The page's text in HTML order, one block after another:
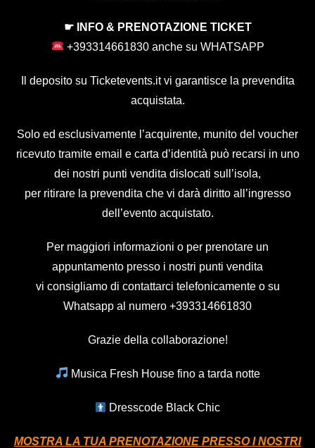
☛ INFO & PRENOTAZIONE TICKET
+393314661830 anche su WHATSAPP
Il deposito su Ticketevents.itvi garantisce la prevendita
acquistata.
Solo ed esclusivamente l’acquirente, munito del voucher
ricevuto tramite email e carta d’identità può recarsi in uno
dei nostri punti vendita dislocati sull’isola,
per ritirare la prevendita che vi darà diritto all’ingresso
dell’evento acquistato.
Per maggiori informazioni o per prenotare un
appuntamento presso i nostri punti vendita
vi consigliamo di contattarci telefonicamente o su
Whatsapp al numero +393314661830
Grazie della collaborazione!
Musica Fresh House fino a tarda notte
Dresscode Black Chic
MOSTRA LA TUA PRENOTAZIONE PRESSO I NOSTRI